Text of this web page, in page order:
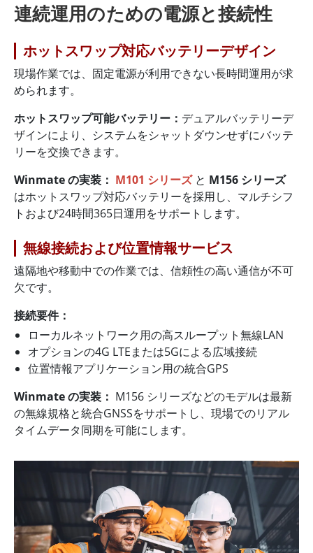
連続運用のための電源と接続性
ホットスワップ対応バッテリーデザイン
現場作業では、固定電源が利用できない長時間運用が求
められます。
ホットスワップ可能バッテリー： デュアルバッテリーデ
ザインにより、システムをシャットダウンせずにバッテ
リーを交換できます。
Winmate の実装： M101 シリーズと M156 シリーズ
はホットスワップ対応バッテリーを採用し、マルチシフ
トおよび24時間365日運用をサポートします。
無線接続および位置情報サービス
遠隔地や移動中での作業では、信頼性の高い通信が不可
欠です。
接続要件：
ローカルネットワーク用の高スループット無線LAN
オプションの4G LTEまたは5Gによる広域接続
位置情報アプリケーション用の統合GPS
Winmate の実装： M156 シリーズなどのモデルは最新
の無線規格と統合GNSSをサポートし、現場でのリアル
タイムデータ同期を可能にします。